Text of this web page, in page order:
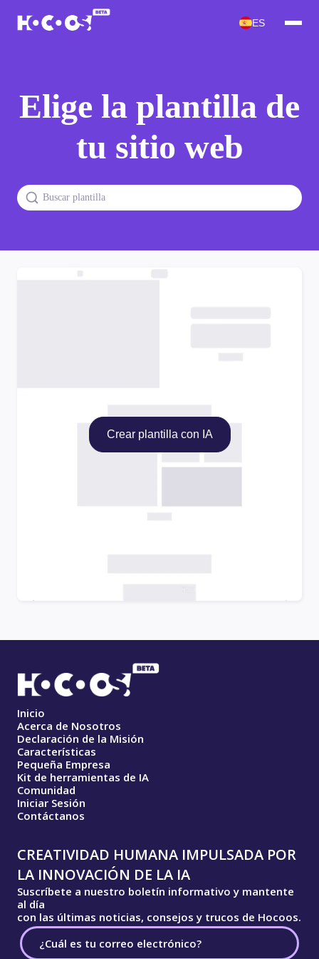
ES
Elige la plantilla de
tu sitio web
Crear plantilla con IA
Inicio
Acerca de Nosotros
Declaración de la Misión
Características
Pequeña Empresa
Kit de herramientas de IA
Comunidad
Iniciar Sesión
Contáctanos
CREATIVIDAD HUMANA IMPULSADA POR
LA INNOVACIÓN DE LA IA
Suscríbete a nuestro boletín informativo y mantente
al día
con las últimas noticias, consejos y trucos de Hocoos.